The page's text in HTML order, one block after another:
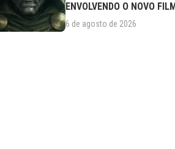
ENVOLVENDO O NOVO
MARVEL
6 de agosto de 2026